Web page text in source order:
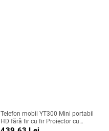
Telefon mobil YT300 Mini portabil
HD fără fir cu fir Proiector cu
același ecran WiFi LED Lumină